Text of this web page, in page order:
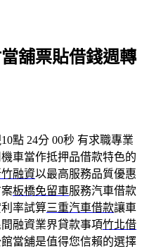
舖票貼借錢週轉
點 24分 00秒 有求職專業
機車當作抵押品借款特色的
融資以最高服務品質優惠
板橋免留車服務汽車借款
率試算三重汽車借款讓車
融資業界貸款事項竹北借
當舖是值得您信賴的選擇